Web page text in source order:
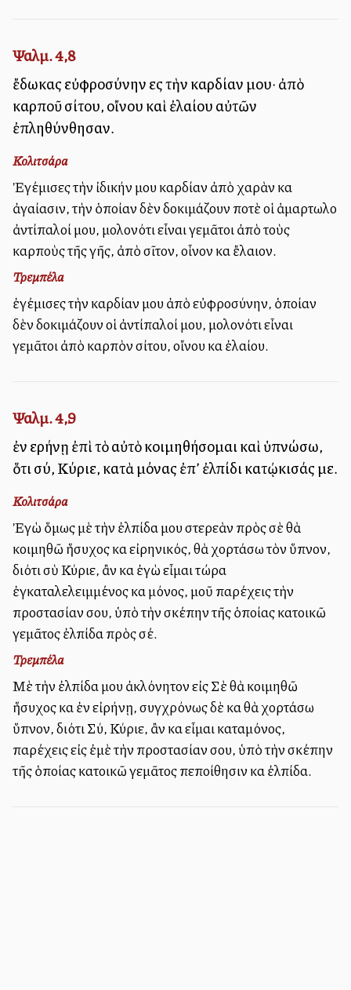
Ψαλμ. 4,8
ἔδωκας εὐφροσύνην εἰς τὴν καρδίαν μου· ἀπὸ
καρποῦ σίτου, οἴνου καὶ ἐλαίου αὐτῶν
ἐπληθύνθησαν.
Κολιτσάρα
Ἐγέμισες τὴν ἰδικήν μου καρδίαν ἀπὸ χαρὰν καὶ
ἀγαλλίασιν, τὴν ὁποίαν δὲν δοκιμάζουν ποτὲ οἱ ἁμαρτωλοὶ
ἀντίπαλοί μου, μολονότι εἶναι γεμᾶτοι ἀπὸ τοὺς
καρποὺς τῆς γῆς, ἀπὸ σῖτον, οἶνον καὶ ἔλαιον.
Τρεμπέλα
ἐγέμισες τὴν καρδίαν μου ἀπὸ εὐφροσύνην, ὁποίαν
δὲν δοκιμάζουν οἱ ἀντίπαλοί μου, μολονότι εἶναι
γεμᾶτοι ἀπὸ καρπὸν σίτου, οἴνου καὶ ἐλαίου.
Ψαλμ. 4,9
ἐν εἰρήνῃ ἐπὶ τὸ αὐτὸ κοιμηθήσομαι καὶ ὑπνώσω,
ὅτι σύ, Κύριε, κατὰ μόνας ἐπ’ ἐλπίδι κατῴκισάς με.
Κολιτσάρα
Ἐγὼ ὅμως μὲ τὴν ἐλπίδα μου στερεὰν πρὸς σὲ θὰ
κοιμηθῶ ἥσυχος καὶ εἰρηνικός, θὰ χορτάσω τὸν ὕπνον,
διότι σὺ Κύριε, ἂν καὶ ἐγὼ εἶμαι τώρα
ἐγκαταλελειμμένος καὶ μόνος, μοῦ παρέχεις τὴν
προστασίαν σου, ὑπὸ τὴν σκέπην τῆς ὁποίας κατοικῶ
γεμᾶτος ἐλπίδα πρὸς σέ.
Τρεμπέλα
Μὲ τὴν ἐλπίδα μου ἀκλόνητον εἰς Σὲ θὰ κοιμηθῶ
ἥσυχος καὶ ἐν εἰρήνῃ, συγχρόνως δὲ καὶ θὰ χορτάσω
ὕπνον, διότι Σύ, Κύριε, ἂν καὶ εἶμαι καταμόνος,
παρέχεις εἰς ἐμὲ τὴν προστασίαν σου, ὑπὸ τὴν σκέπην
τῆς ὁποίας κατοικῶ γεμᾶτος πεποίθησιν καὶ ἐλπίδα.